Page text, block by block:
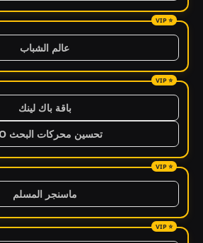
عالم الشباب
باقة باك لينك
تحسين محركات البحث SEO
ماسنجر المسلم